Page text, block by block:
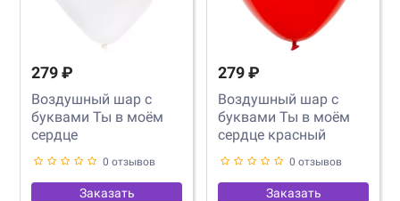
279 ₽
Воздушный шар с
буквами Ты в моём
сердце
0 отзывов
Заказать
279 ₽
Воздушный шар с
буквами Ты в моём
сердце красный
0 отзывов
Заказать